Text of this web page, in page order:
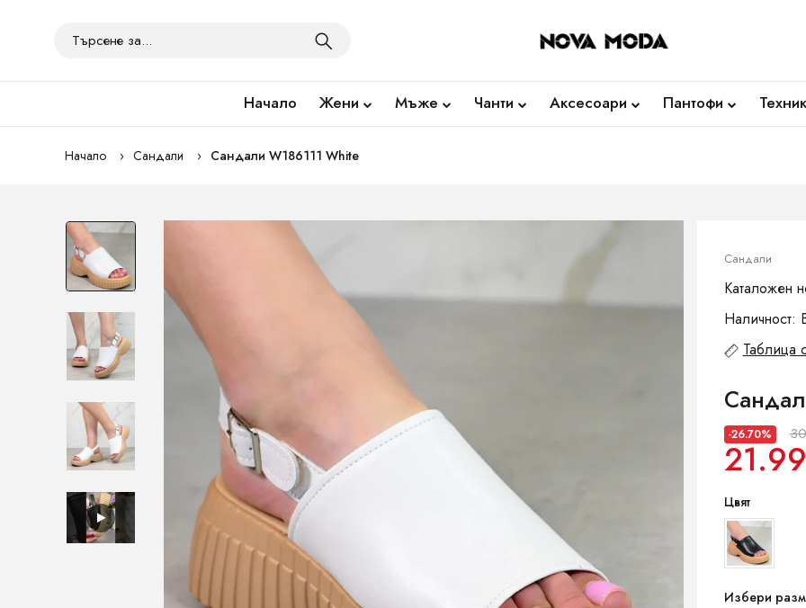
Начало Жени Мъже Чанти Аксесоари Пантофи
Начало Сандали Сандали W186111 White
Сандали
Каталожен
Наличност:
Таблица
-26.70%
Цвят
Избери